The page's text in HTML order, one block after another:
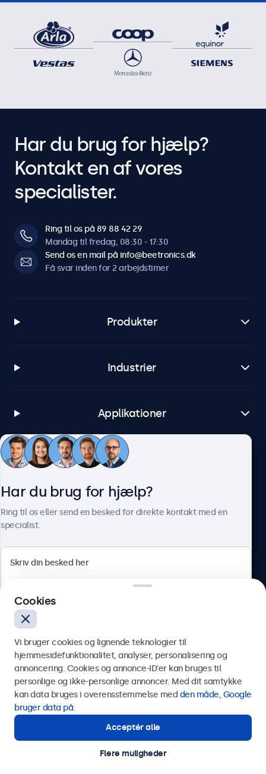
Har du brug for hjælp?
Kontakt en af vores
specialister.
Ring til os på 89 88 42 29
Mandag til fredag, 08:30 - 17:30
Send os en mail på info@beetronics.dk
Få svar inden for 2 arbejdstimer
Produkter
Industrier
Applikationer
Kundeservice
Herstedøstervej 27-29, unit A, 2620 Albertslund, Danmark
Dansk
© 2026 Beetronics
Har du brug for hjælp?
Ring til os eller send en besked for direkte kontakt med en
specialist.
Send
Eller ring til os på
Kontakt vores specialister.
Cookies
Vi bruger cookies og lignende teknologier til
hjemmesidefunktionalitet, analyser, personalisering og
annoncering. Cookies og annonce-ID’er kan bruges til
personlige og ikke-personlige annoncer. Med dit samtykke
kan data bruges i overensstemmelse med den måde, Google
bruger data på.
Acceptér alle
Flere muligheder